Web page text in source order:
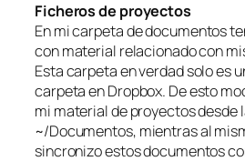
Ficheros de proyectos
En mi carpeta de documentos
con material relacionado con
Esta carpeta en verdad solo es
carpeta en Dropbox. De esto
mi material de proyectos desde
~/Documentos, mientras al
sincronizo estos documentos